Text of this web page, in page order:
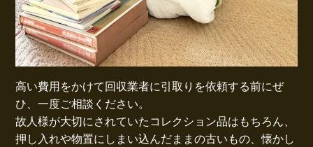
高い費用をかけて回収業者に引取りを依頼する前にぜ
ひ、一度ご相談ください。
故人様が大切にされていたコレクション品はもちろん、
押し入れや物置にしまい込んだままの古いもの、懐かし